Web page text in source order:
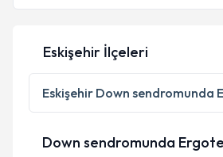
E-posta Adresiniz
Kişisel verilerimin işlenmesine
Metni 'ni okudum ve kişisel
Eskişehir İlçeleri
Eskişehir Down sendromunda
Down sendromunda